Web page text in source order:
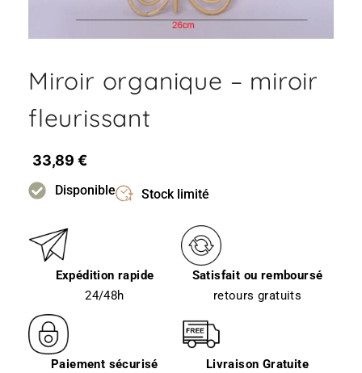
Miroir organique – miroir
fleurissant
33,89 €
Disponible Stock limité
Expédition rapide
24/48h
Satisfait ou remboursé
retours gratuits
Paiement sécurisé
Livraison Gratuite